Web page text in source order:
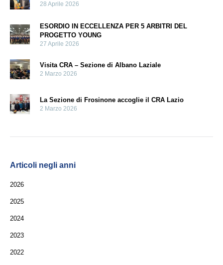
28 Aprile 2026
ESORDIO IN ECCELLENZA PER 5 ARBITRI DEL
PROGETTO YOUNG
27 Aprile 2026
Visita CRA – Sezione di Albano Laziale
2 Marzo 2026
La Sezione di Frosinone accoglie il CRA Lazio
2 Marzo 2026
Articoli negli anni
2026
2025
2024
2023
2022